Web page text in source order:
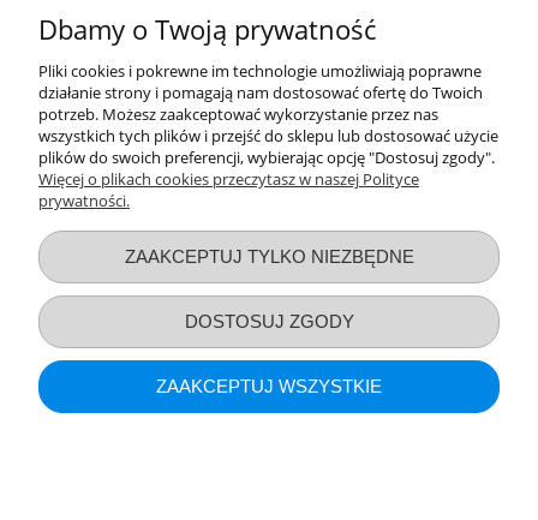
395,00 zł
DO KOSZYKA
Informacje o sklepie
Dbamy o Twoją prywatność
Pliki cookies i pokrewne im technologie umożliwiają poprawne
działanie strony i pomagają nam dostosować ofertę do Twoich
potrzeb. Możesz zaakceptować wykorzystanie przez nas
wszystkich tych plików i przejść do sklepu lub dostosować użycie
plików do swoich preferencji, wybierając opcję "Dostosuj zgody".
Więcej o plikach cookies przeczytasz w naszej Polityce
prywatności.
ZAAKCEPTUJ TYLKO NIEZBĘDNE
DOSTOSUJ ZGODY
ZAAKCEPTUJ WSZYSTKIE